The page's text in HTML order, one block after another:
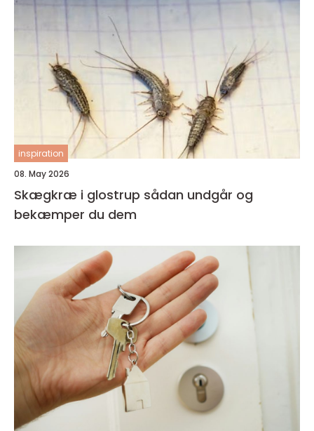
inspiration
08. May 2026
Skægkræ i glostrup sådan undgår og
bekæmper du dem